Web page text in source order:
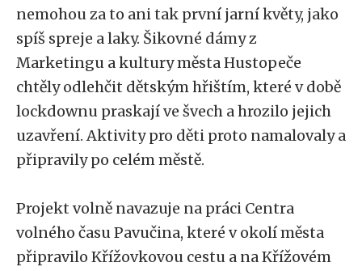
nemohou za to ani tak první jarní květy, jako
spíš spreje a laky. Šikovné dámy z
Marketingu a kultury města Hustopeče
chtěly odlehčit dětským hřištím, které v době
lockdownu praskají ve švech a hrozilo jejich
uzavření. Aktivity pro děti proto namalovaly a
připravily po celém městě.
Projekt volně navazuje na práci Centra
volného času Pavučina, které v okolí města
připravilo Křížovkovou cestu a na Křížovém